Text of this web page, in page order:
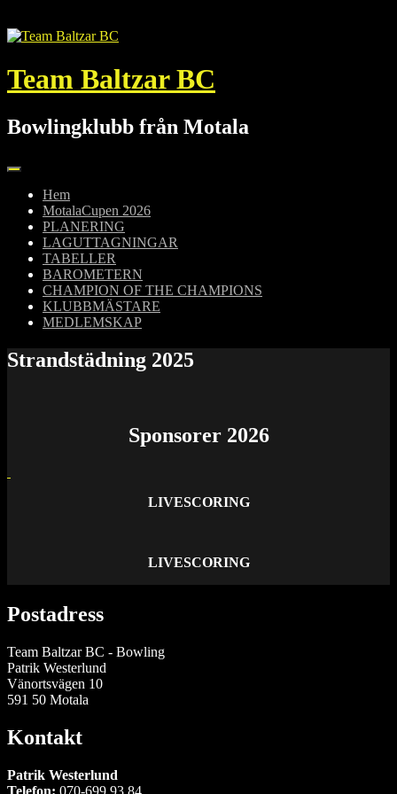
till
Team Baltzar BC
Bowlingklubb från Motala
Hem
MotalaCupen 2026
PLANERING
LAGUTTAGNINGAR
TABELLER
BAROMETERN
CHAMPION OF THE CHAMPIONS
KLUBBMÄSTARE
MEDLEMSKAP
Strandstädning 2025
Sponsorer 2026
LIVESCORING
LIVESCORING
Postadress
Team Baltzar BC - Bowling
Patrik Westerlund
Vänortsvägen 10
591 50 Motala
Kontakt
Patrik Westerlund
Telefon: 070-699 93 84